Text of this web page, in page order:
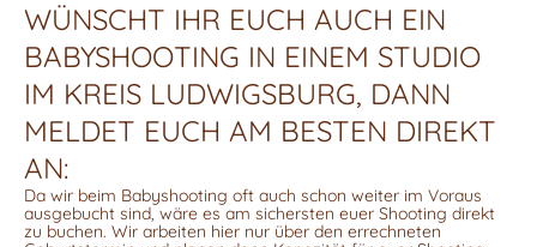
WÜNSCHT IHR EUCH AUCH EIN
BABYSHOOTING IN EINEM STUDIO
IM KREIS LUDWIGSBURG, DANN
MELDET EUCH AM BESTEN DIREKT
AN:
Da wir beim Babyshooting oft auch schon weiter im Voraus
ausgebucht sind, wäre es am sichersten euer Shooting direkt
zu buchen. Wir arbeiten hier nur über den errechneten